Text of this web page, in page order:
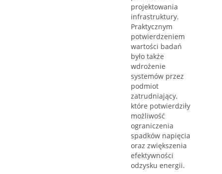
projektowania
infrastruktury.
Praktycznym
potwierdzeniem
wartości badań
było także
wdrożenie
systemów przez
podmiot
zatrudniający,
które potwierdziły
możliwość
ograniczenia
spadków napięcia
oraz zwiększenia
efektywności
odzysku energii.